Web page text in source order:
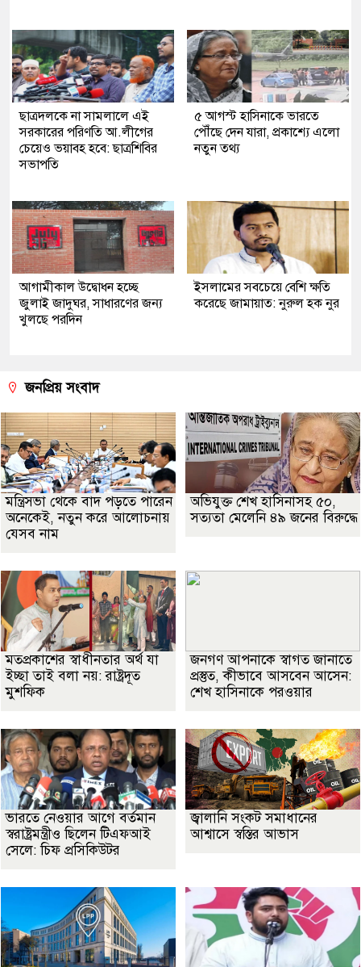
ছাত্রদলকে না সামলালে এই
সরকারের পরিণতি আ.লীগের
চেয়েও ভয়াবহ হবে: ছাত্রশিবির
সভাপতি
৫ আগস্ট হাসিনাকে ভারতে
পৌঁছে দেন যারা, প্রকাশ্যে এলো
নতুন তথ্য
আগামীকাল উদ্বোধন হচ্ছে
জুলাই জাদুঘর, সাধারণের জন্য
খুলছে পরদিন
ইসলামের সবচেয়ে বেশি ক্ষতি
করেছে জামায়াত: নুরুল হক নুর
জনপ্রিয় সংবাদ
মন্ত্রিসভা থেকে বাদ পড়তে পারেন
অনেকেই, নতুন করে আলোচনায়
যেসব নাম
অভিযুক্ত শেখ হাসিনাসহ ৫০,
সত্যতা মেলেনি ৪৯ জনের বিরুদ্ধে
মতপ্রকাশের স্বাধীনতার অর্থ যা
ইচ্ছা তাই বলা নয়: রাষ্ট্রদূত
মুশফিক
জনগণ আপনাকে স্বাগত জানাতে
প্রস্তুত, কীভাবে আসবেন আসেন:
শেখ হাসিনাকে পরওয়ার
ভারতে নেওয়ার আগে বর্তমান
স্বরাষ্ট্রমন্ত্রীও ছিলেন টিএফআই
সেলে: চিফ প্রসিকিউটর
জ্বালানি সংকট সমাধানের
আশ্বাসে স্বস্তির আভাস